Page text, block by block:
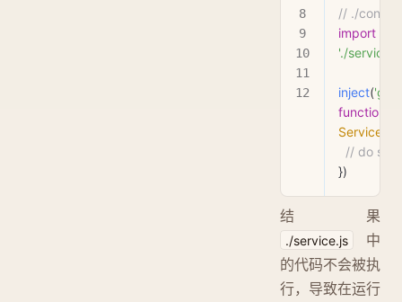
// ./
import
'./
inject(
function
Service
// do
})
结果
./service.js
中
的代码不会被执
行，导致在运行